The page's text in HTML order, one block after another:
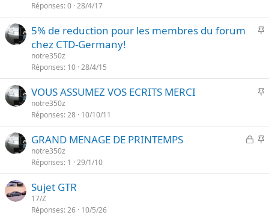
t
e
o
r
t
e
Réponses 0 28/4/17
I
r
t
t
e
5% de reduction pour les membres du forum
chez CTD-Germany!
notre350z
Réponses 10 28/4/15
I
o
r
VOUS ASSUMEZ VOS ECRITS MERCI
notre350z
Réponses 28 10/10/11
F
m
I
o
GRAND MENAGE DE PRINTEMPS
notre350z
Réponses 1 29/1/10
Sujet GTR
17/Z
Réponses 26 10/5/26